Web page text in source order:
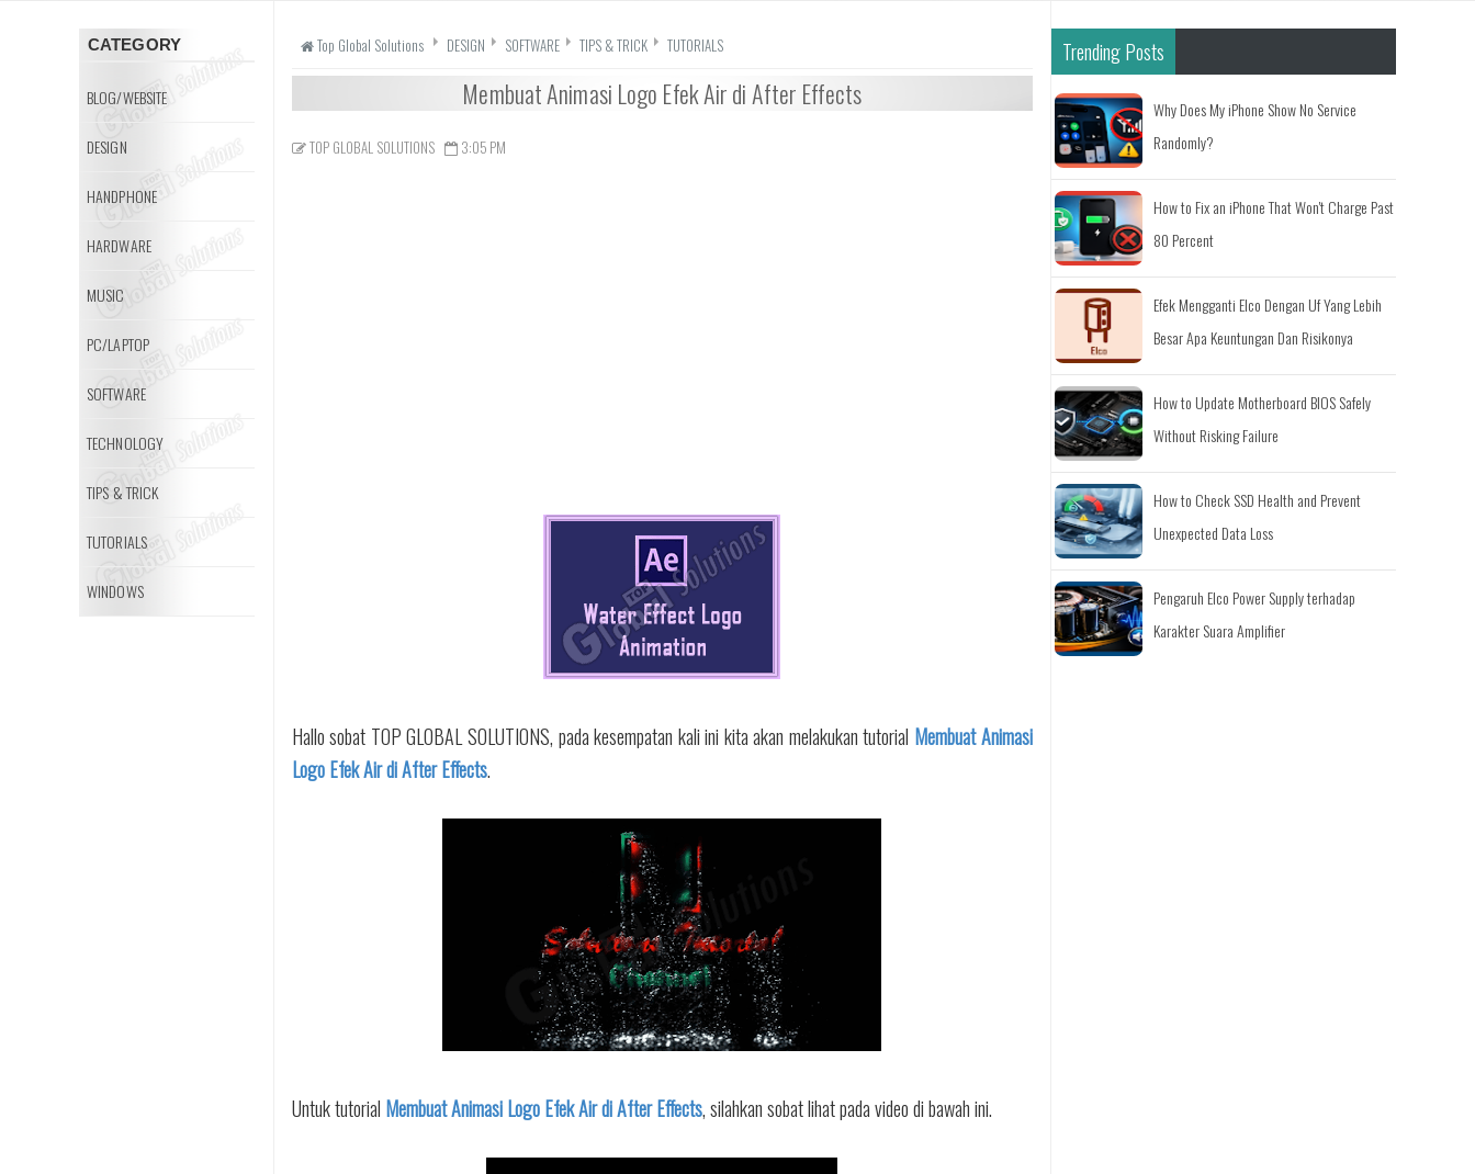
Top Global Solutions DESIGN SOFTWARE TIPS & TRICK TUTORIALS
Membuat Animasi Logo Efek Air di After Effects
TOP GLOBAL SOLUTIONS 3:05 PM
Hallo sobat TOP GLOBAL SOLUTIONS, pada kesempatan kali ini kita akan melakukan tutorial Membuat Animasi
Logo Efek Air di After Effects.
Untuk tutorial Membuat Animasi Logo Efek Air di After Effects, silahkan sobat lihat pada video di bawah ini.
CATEGORY
BLOG/WEBSITE
DESIGN
HANDPHONE
HARDWARE
MUSIC
PC/LAPTOP
SOFTWARE
TECHNOLOGY
TIPS & TRICK
TUTORIALS
WINDOWS
Trending Posts
Why Does My iPhone Show No Service
Randomly?
How to Fix an iPhone That Won't Charge Past
80 Percent
Efek Mengganti Elco Dengan Uf Yang Lebih
Besar Apa Keuntungan Dan Risikonya
How to Update Motherboard BIOS Safely
Without Risking Failure
How to Check SSD Health and Prevent
Unexpected Data Loss
Pengaruh Elco Power Supply terhadap
Karakter Suara Amplifier